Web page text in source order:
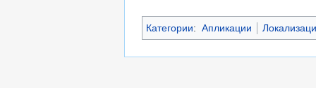
Категории: Апликации